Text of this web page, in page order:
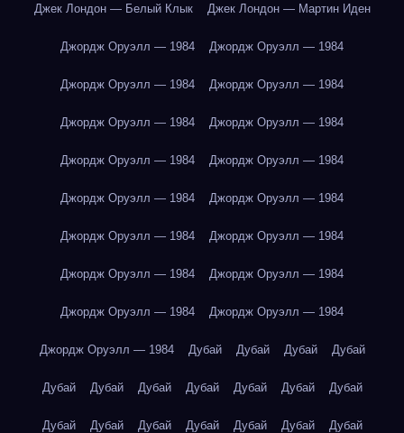
Джек Лондон — Белый Клык Джек Лондон — Мартин Иден
Джордж Оруэлл — 1984 Джордж Оруэлл — 1984
Джордж Оруэлл — 1984 Джордж Оруэлл — 1984
Джордж Оруэлл — 1984 Джордж Оруэлл — 1984
Джордж Оруэлл — 1984 Джордж Оруэлл — 1984
Джордж Оруэлл — 1984 Джордж Оруэлл — 1984
Джордж Оруэлл — 1984 Джордж Оруэлл — 1984
Джордж Оруэлл — 1984 Джордж Оруэлл — 1984
Джордж Оруэлл — 1984 Джордж Оруэлл — 1984
Джордж Оруэлл — 1984 Дубай Дубай Дубай Дубай
Дубай Дубай Дубай Дубай Дубай Дубай Дубай
Дубай Дубай Дубай Дубай Дубай Дубай Дубай